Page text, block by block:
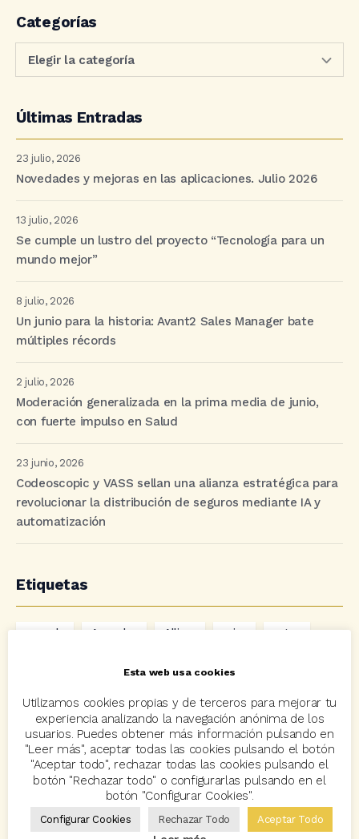
Categorías
Últimas Entradas
23 julio, 2026
Novedades y mejoras en las aplicaciones. Julio 2026
13 julio, 2026
Se cumple un lustro del proyecto “Tecnología para un
mundo mejor”
8 julio, 2026
Un junio para la historia: Avant2 Sales Manager bate
múltiples récords
2 julio, 2026
Moderación generalizada en la prima media de junio,
con fuerte impulso en Salud
23 junio, 2026
Codeoscopic y VASS sellan una alianza estratégica para
revolucionar la distribución de seguros mediante IA y
automatización
Etiquetas
acuerdo Acuerdos Allianz asisa autos
Codeoscopic Workspace Coverize Decesos
digitalización Eventos formación GRC-Broker
hogar Innovación Innova Ibérica
Mediadores motos
Esta web usa cookies
Utilizamos cookies propias y de terceros para mejorar tu
experiencia analizando la navegación anónima de los
usuarios. Puedes obtener más información pulsando en
"Leer más", aceptar todas las cookies pulsando el botón
"Aceptar todo", rechazar todas las cookies pulsando el
botón "Rechazar todo" o configurarlas pulsando en el
botón "Configurar Cookies".
Configurar Cookies Rechazar Todo Aceptar Todo